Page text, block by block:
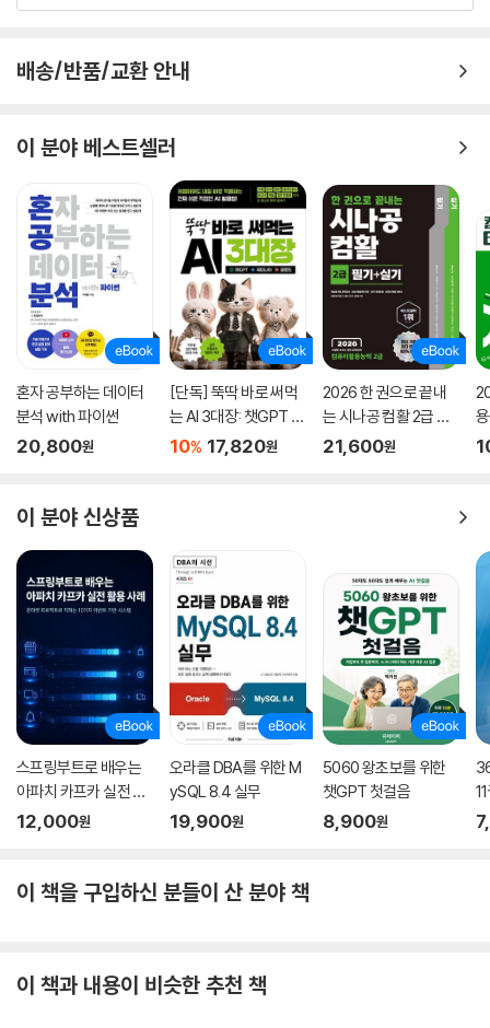
배송/반품/교환 안내
이 분야 베스트셀러
혼자 공부하는 데이터
분석 with 파이썬
20,800원
[단독] 뚝딱 바로 써먹
는 AI 3대장: 챗GPT ·
제미나이 · 클로드
10% 17,820원
2026 한 권으로 끝내
는 시나공 컴활 2급 필
기+실기
21,600원
이 분야 신상품
스프링부트로 배우는
아파치 카프카 실전 활
용 사례
12,000원
오라클 DBA를 위한 M
ySQL 8.4 실무
19,900원
5060 왕초보를 위한
챗GPT 첫걸음
8,900원
기
이 책을 구입하신 분들이 산 분야 책
이 책과 내용이 비슷한 추천 책